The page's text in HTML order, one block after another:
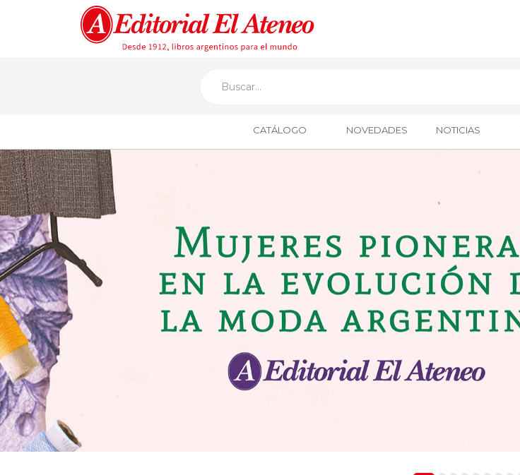
CATÁLOGO NOVEDADES NOTICIAS